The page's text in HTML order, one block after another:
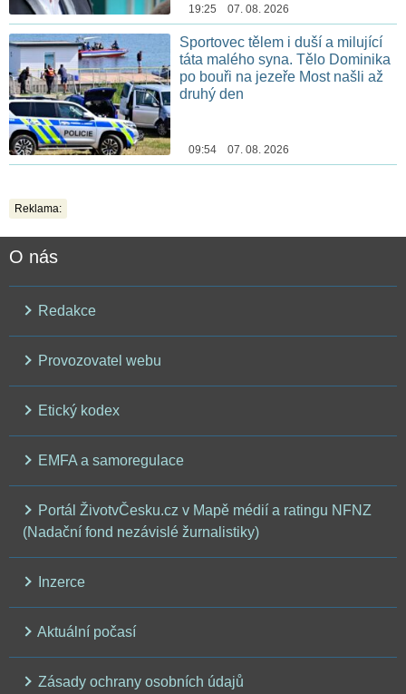
19:25 07. 08. 2026
Sportovec tělem i duší a milující
táta malého syna. Tělo Dominika
po bouři na jezeře Most našli až
druhý den
09:54 07. 08. 2026
Reklama:
O nás
Redakce
Provozovatel webu
Etický kodex
EMFA a samoregulace
Portál ŽivotvČesku.cz v Mapě médií a ratingu NFNZ
(Nadační fond nezávislé žurnalistiky)
Inzerce
Aktuální počasí
Zásady ochrany osobních údajů